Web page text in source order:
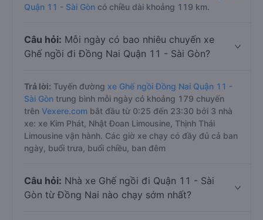
Quận 11 - Sài Gòn có chiều dài khoảng 119 km.
Câu hỏi: Mỗi ngày có bao nhiêu chuyến xe
Ghế ngồi đi Đồng Nai Quận 11 - Sài Gòn?
Trả lời: Tuyến đường xe Ghế ngồi Đồng Nai Quận 11 -
Sài Gòn trung bình mỗi ngày có khoảng 179 chuyến
trên Vexere.com bắt đầu từ 0:25 đến 23:30 bởi 3 nhà
xe: xe Kim Phát, Nhật Đoan Limousine, Thịnh Thái
Limousine vận hành. Các giờ xe chạy có đầy đủ cả ban
ngày, buổi trưa, buổi chiều, ban đêm
Câu hỏi: Nhà xe Ghế ngồi đi Quận 11 - Sài
Gòn từ Đồng Nai nào chạy sớm nhất?